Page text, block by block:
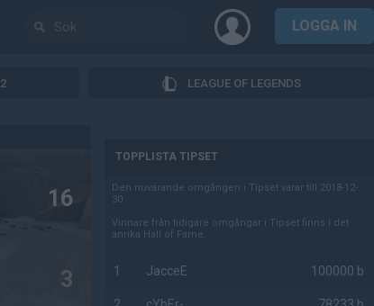
LOGGA IN
LEAGUE OF LEGENDS
16
3
TOPPLISTA TIPSET
Den nuvarande omgången i Tipset varar till 2018-12-
30.
Vinnare från tidigare omgångar i Tipset finns i det
anrika Hall of Fame.
1 JacceE 100000 b